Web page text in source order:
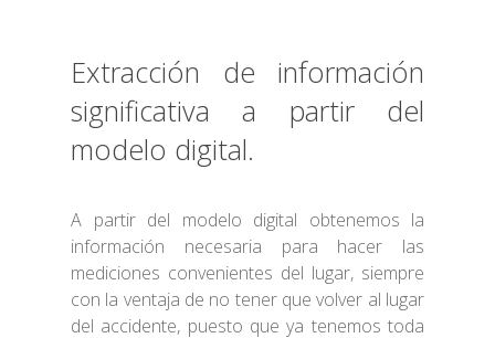
Extracción de información
significativa a partir del
modelo digital.
A partir del modelo digital obtenemos la
información necesaria para hacer las
mediciones convenientes del lugar, siempre
con la ventaja de no tener que volver al lugar
del accidente, puesto que ya tenemos toda